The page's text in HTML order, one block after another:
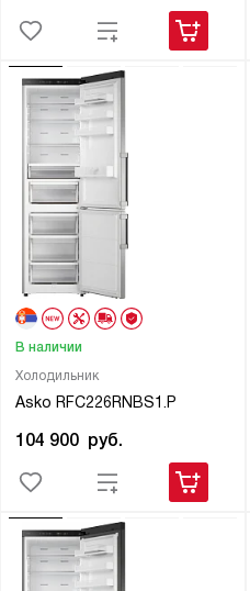
Холодильник
Asko RFC226RNBS1.P
В наличии
104 900 руб.